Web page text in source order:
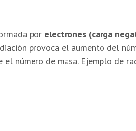
por electrones (carga
provoca el aumento del
el número de masa. Ejemplo de